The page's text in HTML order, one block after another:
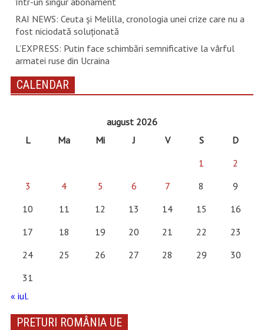
RAI NEWS: Ceuta și Melilla, cronologia unei crize care nu a
fost niciodată soluționată
L’EXPRESS: Putin face schimbări semnificative la vârful
armatei ruse din Ucraina
CALENDAR
august 2026
L
Ma Mi J V S
D
1
2
3
4 5 6 7 8
9
10
11 12 13 14 15
16
17
18 19 20 21 22
23
24
25 26 27 28 29
30
31
« iul.
PRETURI ROMÂNIA UE